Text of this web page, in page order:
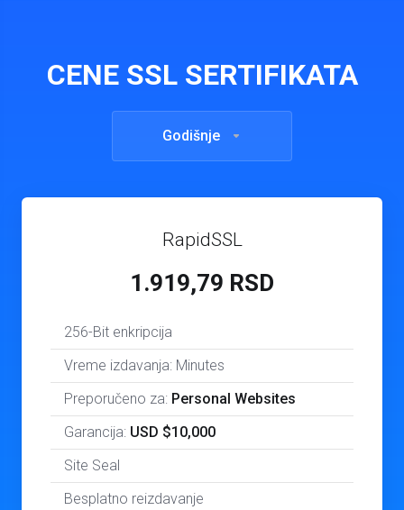
CENE SSL SERTIFIKATA
Godišnje
RapidSSL
1.919,79 RSD
256-Bit enkripcija
Vreme izdavanja: Minutes
Preporučeno za: Personal Websites
Garancija: USD $10,000
Site Seal
Besplatno reizdavanje